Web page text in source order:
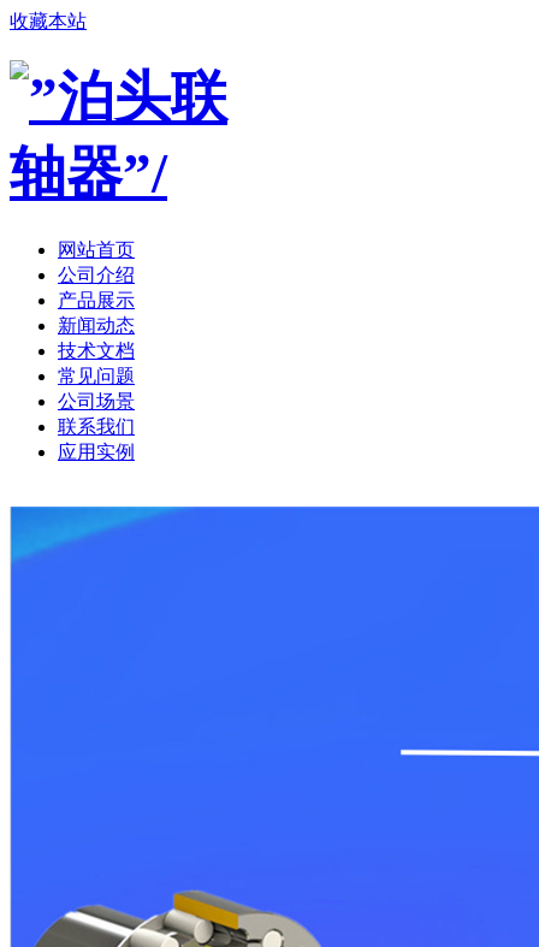
收藏本站
网站首页
公司介绍
产品展示
新闻动态
技术文档
常见问题
公司场景
联系我们
应用实例